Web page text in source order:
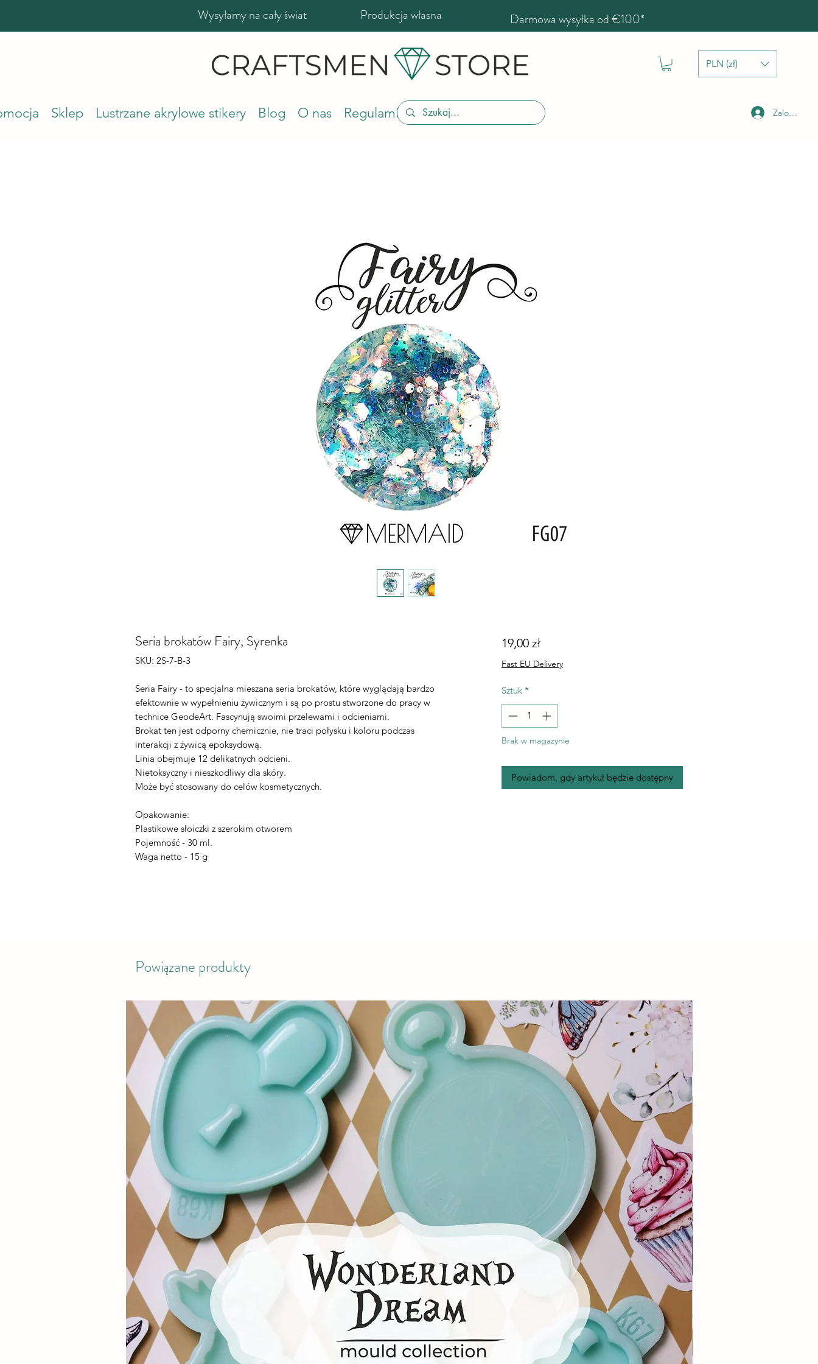
Wysyłamy na cały świat Produkcja własna Darmowa wysyłka od €100*
PLN (zł)
Sklep Lustrzane akrylowe stikery Blog O nas Regulamin sklepu Zaloguj się
Seria brokatów Fairy, Syrenka
SKU: 2S-7-B-3
Seria Fairy - to specjalna mieszana seria brokatów, które wyglądają bardzo
efektownie w wypełnieniu żywicznym i są po prostu stworzone do pracy w
technice GeodeArt. Fascynują swoimi przelewami i odcieniami.
Brokat ten jest odporny chemicznie, nie traci połysku i koloru podczas
interakcji z żywicą epoksydową.
Linia obejmuje 12 delikatnych odcieni.
Nietoksyczny i nieszkodliwy dla skóry.
Może być stosowany do celów kosmetycznych.
Opakowanie:
Plastikowe słoiczki z szerokim otworem
Pojemność - 30 ml.
Waga netto - 15 g
19,00 złCena
Fast EU Delivery
Sztuk *
Brak w magazynie
Powiadom, gdy artykuł będzie dostępny
Powiązane produkty